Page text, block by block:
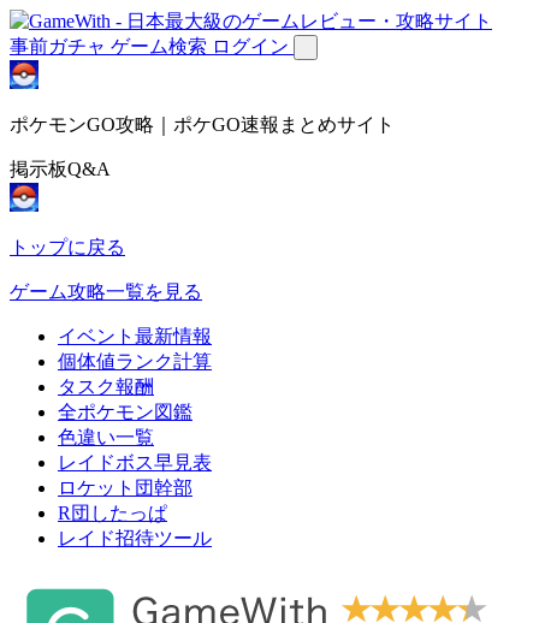
事前ガチャ ゲーム検索 ログイン
ポケモンGO攻略｜ポケGO速報まとめサイト
掲示板Q&A
トップに戻る
ゲーム攻略一覧を見る
イベント最新情報
個体値ランク計算
タスク報酬
全ポケモン図鑑
色違い一覧
レイドボス早見表
ロケット団幹部
R団したっぱ
レイド招待ツール